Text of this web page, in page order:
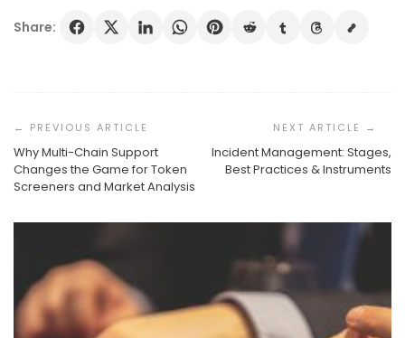
Share:
Navigation
Why Multi-Chain Support
Changes the Game for Token
Screeners and Market Analysis
Incident Management: Stages,
Best Practices & Instruments